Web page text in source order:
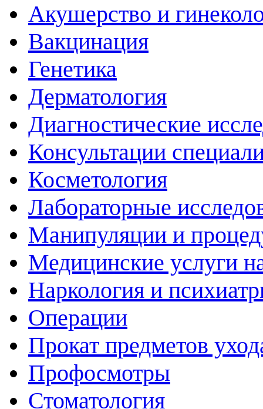
Акушерство и
Вакцинация
Генетика
Дерматология
Диагностические
Консультации
Косметология
Лабораторные
Манипуляции и
Медицинские услуги
Наркология и
Операции
Прокат предметов
Профосмотры
Стоматология